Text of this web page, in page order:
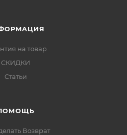
на товар
СКИДКИ
Статьи
Возврат